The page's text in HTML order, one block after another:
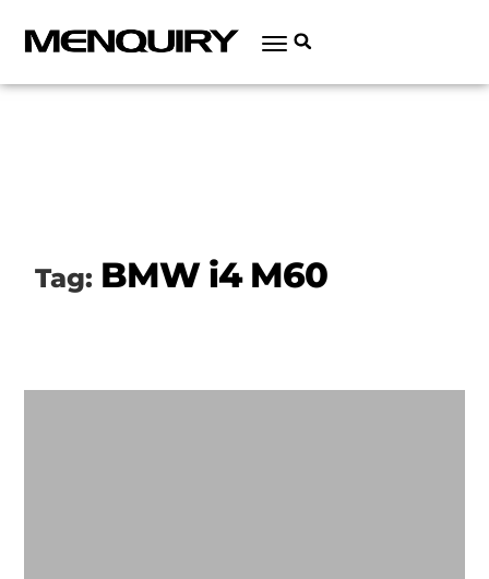
Tag: BMW i4 M60